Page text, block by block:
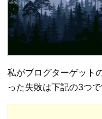
私がブログターゲット
った失敗は下記の3つで